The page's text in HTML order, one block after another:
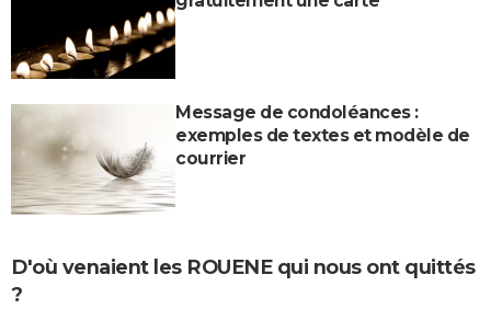
Message de condoléances :
exemples de textes et modèle de
courrier
D'où venaient les ROUENE qui nous ont quittés
?